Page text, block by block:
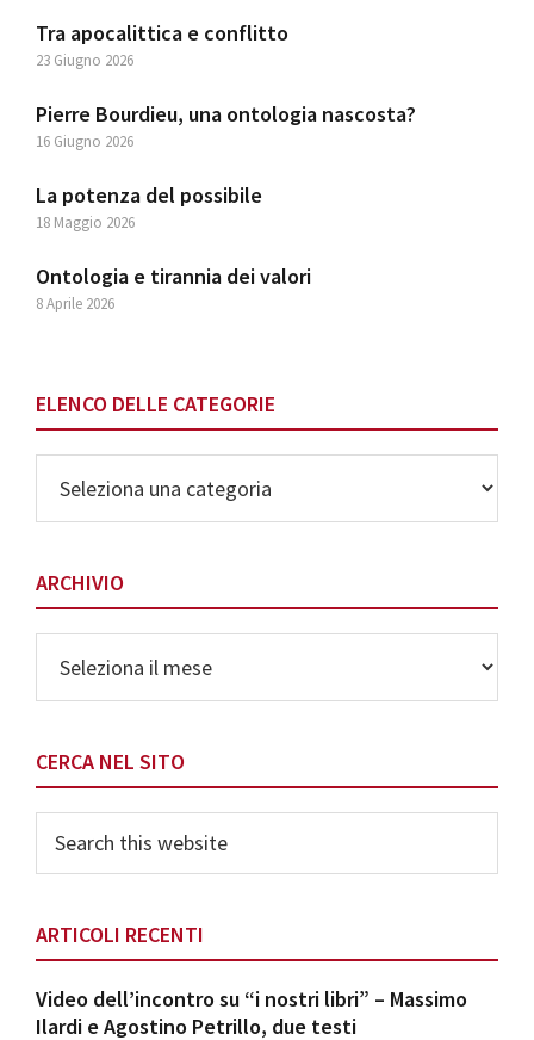
Tra apocalittica e conflitto
23 Giugno 2026
Pierre Bourdieu, una ontologia nascosta?
16 Giugno 2026
La potenza del possibile
18 Maggio 2026
Ontologia e tirannia dei valori
8 Aprile 2026
ELENCO DELLE CATEGORIE
delle
Categorie
ARCHIVIO
CERCA NEL SITO
this
ARTICOLI RECENTI
Video dell’incontro su “i nostri libri” – Massimo
Ilardi e Agostino Petrillo, due testi